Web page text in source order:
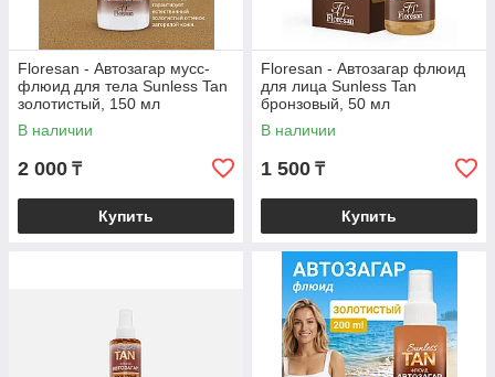
Floresan - Автозагар мусс-
флюид для тела Sunless Tan
золотистый, 150 мл
В наличии
2 000 ₸
Купить
Floresan - Автозагар флюид
для лица Sunless Tan
бронзовый, 50 мл
В наличии
1 500 ₸
Купить